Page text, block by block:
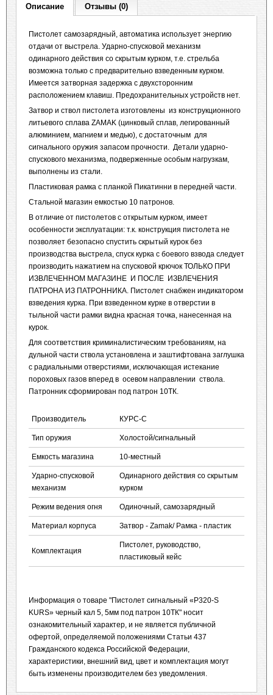
Описание Отзывы (0)
Пистолет самозарядный, автоматика использует энергию
отдачи от выстрела. Ударно-спусковой механизм
одинарного действия со скрытым курком, т.е. стрельба
возможна только с предварительно взведенным курком.
Имеется затворная задержка с двухсторонним
расположением клавиш. Предохранительных устройств нет.
Затвор и ствол пистолета изготовлены из конструкционного
литьевого сплава ZAMAK (цинковый сплав, легированный
алюминием, магнием и медью), с достаточным для
сигнального оружия запасом прочности. Детали ударно-
спускового механизма, подверженные особым нагрузкам,
выполнены из стали.
Пластиковая рамка с планкой Пикатинни в передней части.
Стальной магазин емкостью 10 патронов.
В отличие от пистолетов с открытым курком, имеет
особенности эксплуатации: т.к. конструкция пистолета не
позволяет безопасно спустить скрытый курок без
производства выстрела, спуск курка с боевого взвода следует
производить нажатием на спусковой крючок ТОЛЬКО ПРИ
ИЗВЛЕЧЕННОМ МАГАЗИНЕ И ПОСЛЕ ИЗВЛЕЧЕНИЯ
ПАТРОНА ИЗ ПАТРОННИКА. Пистолет снабжен индикатором
взведения курка. При взведенном курке в отверстии в
тыльной части рамки видна красная точка, нанесенная на
курок.
Для соответствия криминалистическим требованиям, на
дульной части ствола установлена и заштифтована заглушка
с радиальными отверстиями, исключающая истекание
пороховых газов вперед в осевом направлении ствола.
Патронник сформирован под патрон 10ТК.
Производитель КУРС-С
Тип оружия Холостой/сигнальный
Емкость магазина 10-местный
Ударно-спусковой
механизм
Одинарного действия со скрытым
курком
Режим ведения огня Одиночный, самозарядный
Материал корпуса Затвор - Zamak/ Рамка - пластик
Комплектация
Пистолет, руководство,
пластиковый кейс
Информация о товаре "Пистолет сигнальный «P320-S
KURS» черный кал 5, 5мм под патрон 10ТК" носит
ознакомительный характер, и не является публичной
офертой, определяемой положениями Статьи 437
Гражданского кодекса Российской Федерации,
характеристики, внешний вид, цвет и комплектация могут
быть изменены производителем без уведомления.